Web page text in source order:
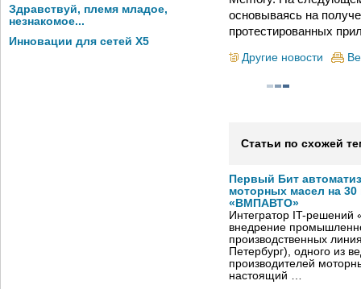
Здравствуй, племя младое,
незнакомое...
Инновации для сетей X5
основываясь на
протестированных
Другие новости
Статьи по схожей
Первый Бит
моторных масел на
«ВМПАВТО»
Интегратор IT-
внедрение
производственных
Петербург), одного из
производителей
настоящий …